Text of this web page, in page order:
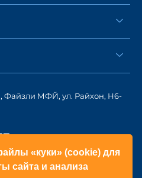
«куки» (cookie) для
сайта и анализа
Файзли МФЙ, ул. Райхон, Н6-